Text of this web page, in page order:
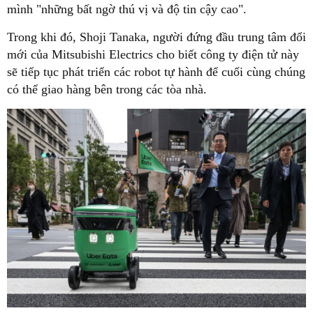
mình "những bất ngờ thú vị và độ tin cậy cao".
Trong khi đó, Shoji Tanaka, người đứng đầu trung tâm đổi
mới của Mitsubishi Electrics cho biết công ty điện tử này
sẽ tiếp tục phát triển các robot tự hành để cuối cùng chúng
có thể giao hàng bên trong các tòa nhà.